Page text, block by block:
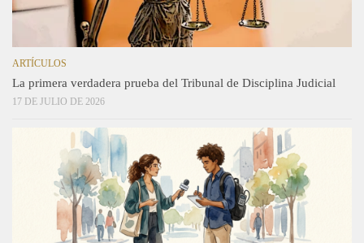
ARTÍCULOS
La primera verdadera prueba del Tribunal de Disciplina Judicial
17 DE JULIO DE 2026